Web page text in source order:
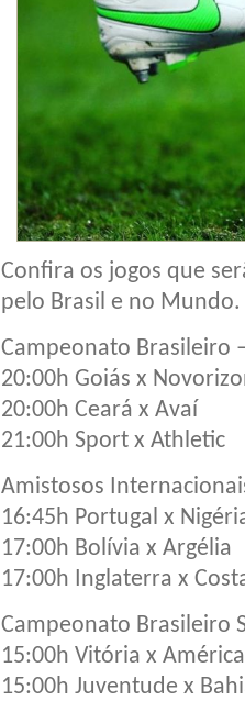
Confira os jogos que
pelo Brasil e no Mundo.
Campeonato Brasileiro
20:00h Goiás x
20:00h Ceará x Avaí
21:00h Sport x Athletic
Amistosos
16:45h Portugal x
17:00h Bolívia x Argélia
17:00h Inglaterra x
Campeonato Brasileiro
15:00h Vitória x
15:00h Juventude x